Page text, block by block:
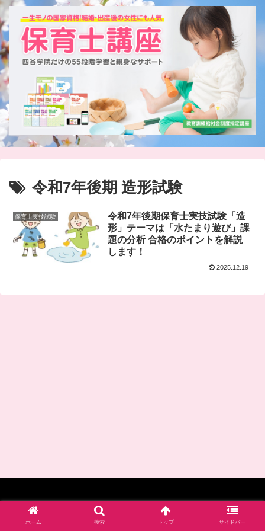
令和7年後期 造形試験
保育士実技試験
令和7年後期保育士実技試験「造
形」テーマは「水たまり遊び」課
題の分析 合格のポイントを解説
します！
2025.12.19
© 2017-2026 四谷学院保育士試験対策講座_公式ブログ.
ホーム 検索 トップ サイドバー